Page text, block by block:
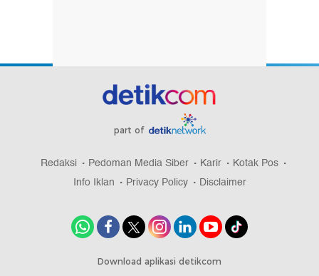
part of
Redaksi Pedoman Media Siber Karir
Kotak Pos
Info Iklan
Privacy Policy Disclaimer
Download aplikasi detikcom